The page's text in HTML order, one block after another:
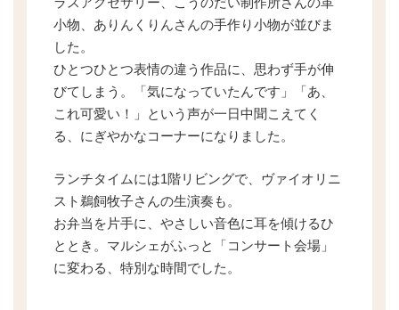
小物、ありんくりんさんの手作り小物が並びま
した。
ひとつひとつ表情の違う作品に、思わず手が伸
びてしまう。「気になっていたんです」「あ、
これ可愛い！」という声が一日中聞こえてく
る、にぎやかなコーナーになりました。
ランチタイムには1階リビングで、ヴァイオリニ
スト鵜飼牧子さんの生演奏も。
お弁当を片手に、やさしい音色に耳を傾けるひ
ととき。マルシェがふっと「コンサート会場」
に変わる、特別な時間でした。